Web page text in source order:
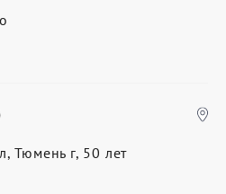
Тюмень г, 50 лет